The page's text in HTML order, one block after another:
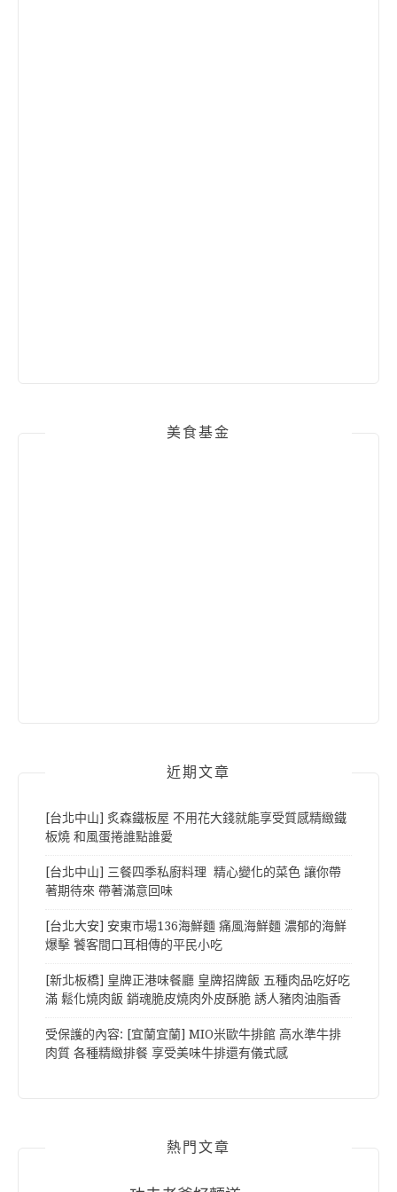
美食基金
近期文章
[台北中山] 炙森鐵板屋 不用花大錢就能享受質感精緻鐵
板燒 和風蛋捲誰點誰愛
[台北中山] 三餐四季私廚料理 精心變化的菜色 讓你帶
著期待來 帶著滿意回味
[台北大安] 安東市場136海鮮麵 痛風海鮮麵 濃郁的海鮮
爆擊 饕客間口耳相傳的平民小吃
[新北板橋] 皇牌正港味餐廳 皇牌招牌飯 五種肉品吃好吃
滿 鬆化燒肉飯 銷魂脆皮燒肉外皮酥脆 誘人豬肉油脂香
受保護的內容: [宜蘭宜蘭] MIO米歐牛排館 高水準牛排
肉質 各種精緻排餐 享受美味牛排還有儀式感
熱門文章